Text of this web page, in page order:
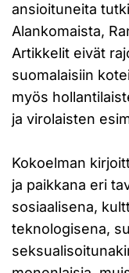
ansioituneita
Alankomaista,
Artikkelit eivät
suomalaisiin
myös
ja virolaisten
Kokoelman
ja paikkana eri
sosiaalisena,
teknologisena,